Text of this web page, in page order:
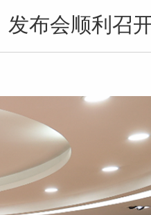
发布会顺利召